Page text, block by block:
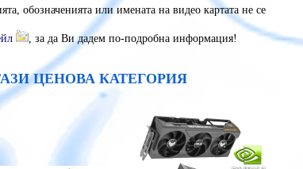
обозначенията или имената на видео картата не се
, за да Ви дадем по-подробна информация!
ЦЕНОВА КАТЕГОРИЯ